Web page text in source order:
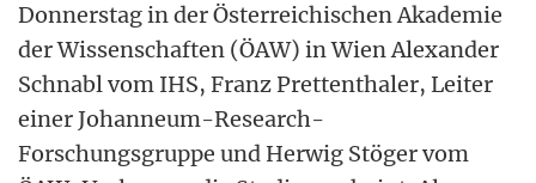
Donnerstag in der Österreichischen Akademie
der Wissenschaften (ÖAW) in Wien Alexander
Schnabl vom IHS, Franz Prettenthaler, Leiter
einer Johanneum-Research-
Forschungsgruppe und Herwig Stöger vom